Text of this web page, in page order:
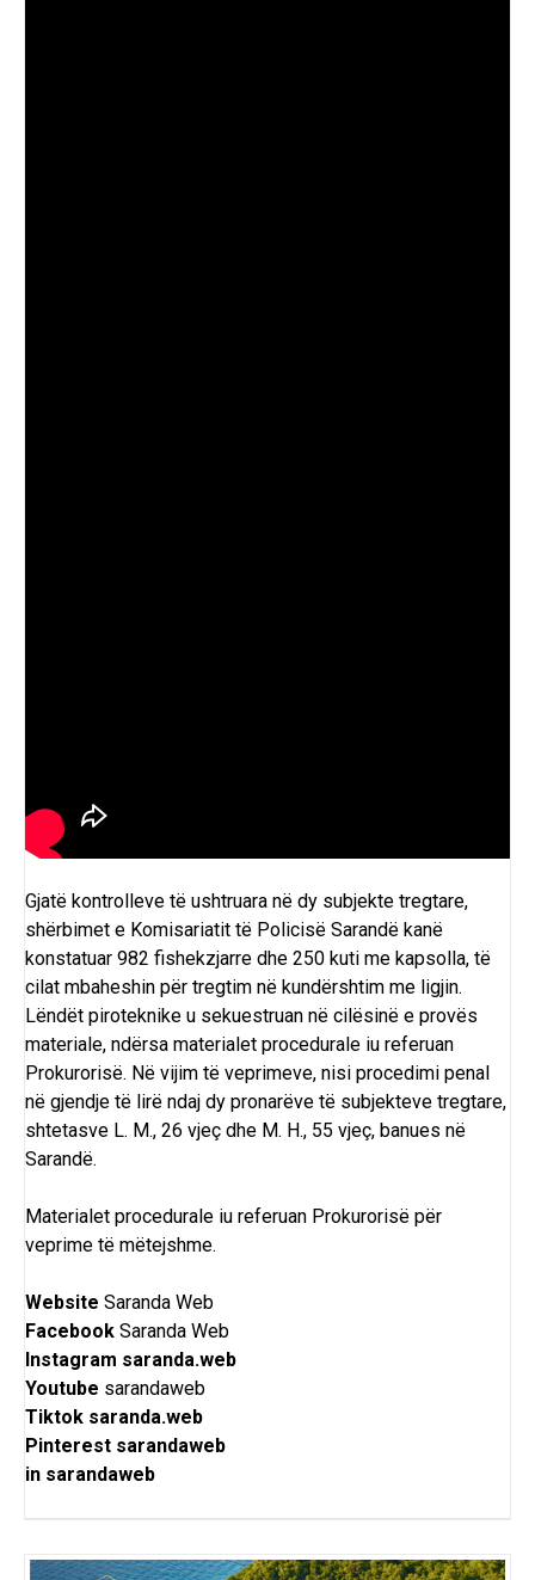
Gjatë kontrolleve të ushtruara në dy subjekte tregtare,
shërbimet e Komisariatit të Policisë Sarandë kanë
konstatuar 982 fishekzjarre dhe 250 kuti me kapsolla, të
cilat mbaheshin për tregtim në kundërshtim me ligjin.
Lëndët piroteknike u sekuestruan në cilësinë e provës
materiale, ndërsa materialet procedurale iu referuan
Prokurorisë. Në vijim të veprimeve, nisi procedimi penal
në gjendje të lirë ndaj dy pronarëve të subjekteve tregtare,
shtetasve L. M., 26 vjeç dhe M. H., 55 vjeç, banues në
Sarandë.
Materialet procedurale iu referuan Prokurorisë për
veprime të mëtejshme.
Website Saranda Web
Facebook Saranda Web
Instagram saranda.web
Youtube sarandaweb
Tiktok saranda.web
Pinterest sarandaweb
in sarandaweb